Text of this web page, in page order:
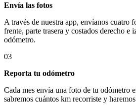
Envía las fotos
A través de nuestra app, envíanos cuatro
frente, parte trasera y costados derecho e
odómetro.
03
Reporta tu odómetro
Cada mes envía una foto de tu odómetro
sabremos cuántos km recorriste y